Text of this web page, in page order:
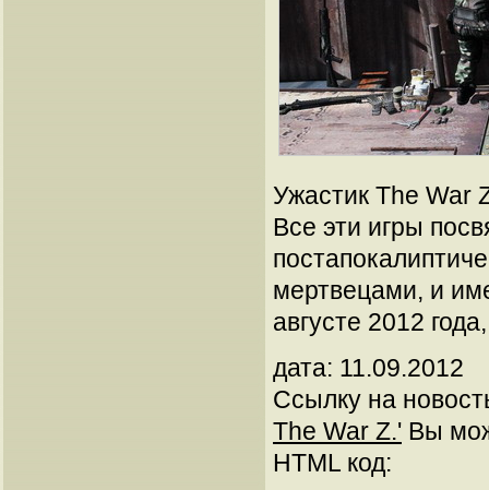
Ужастик The War
Все эти игры
мертвецами, и
августе 2012
дата: 11.09.2012
Ссылку на
The War Z.' Вы
HTML код: